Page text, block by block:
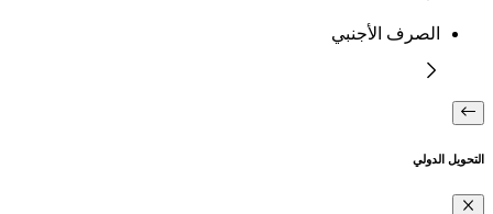
الصرف الأجنبي
التحويل الدولي